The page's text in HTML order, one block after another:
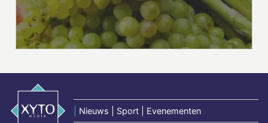
Nieuws | Sport | Evenementen